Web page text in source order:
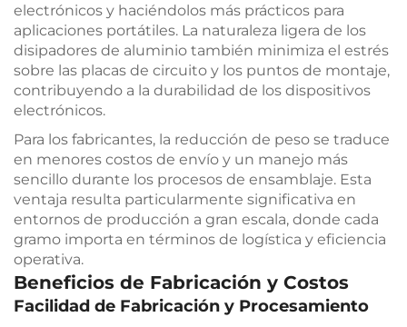
electrónicos y haciéndolos más prácticos para
aplicaciones portátiles. La naturaleza ligera de los
disipadores de aluminio también minimiza el estrés
sobre las placas de circuito y los puntos de montaje,
contribuyendo a la durabilidad de los dispositivos
electrónicos.
Para los fabricantes, la reducción de peso se traduce
en menores costos de envío y un manejo más
sencillo durante los procesos de ensamblaje. Esta
ventaja resulta particularmente significativa en
entornos de producción a gran escala, donde cada
gramo importa en términos de logística y eficiencia
operativa.
Beneficios de Fabricación y Costos
Facilidad de Fabricación y Procesamiento